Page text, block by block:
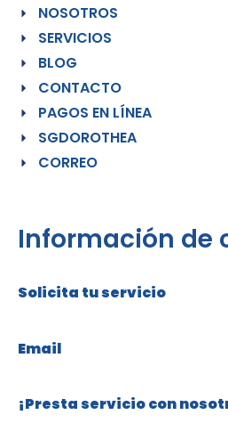
NOSOTROS
SERVICIOS
BLOG
CONTACTO
PAGOS EN LÍNEA
SGDOROTHEA
CORREO
Información de
Solicita tu servicio
Email
¡Presta servicio con